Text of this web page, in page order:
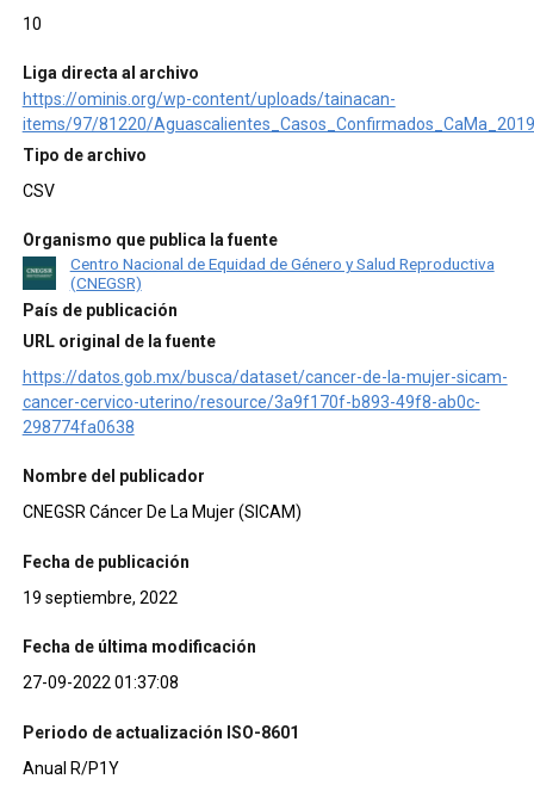
10
Liga directa al archivo
https://ominis.org/wp-content/uploads/tainacan-
items/97/81220/
Tipo de archivo
CSV
Organismo que publica la fuente
Centro Nacional de Equidad de Género y Salud Reproductiva
(CNEGSR)
País de publicación
URL original de la fuente
https://datos.gob.mx/busca/dataset/cancer-de-la-mujer-sicam-
cancer-cervico-uterino/resource/3a9f170f-b893-49f8-ab0c-
298774fa0638
Nombre del publicador
CNEGSR Cáncer De La Mujer (SICAM)
Fecha de publicación
19 septiembre, 2022
Fecha de última modificación
27-09-2022 01:37:08
Periodo de actualización ISO-8601
Anual R/P1Y